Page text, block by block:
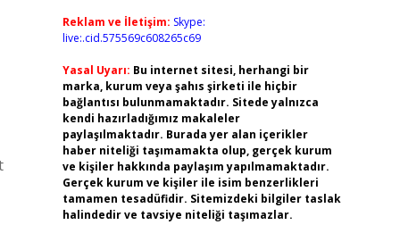
Reklam ve İletişim: Skype:
live:.cid.575569c608265c69
Yasal Uyarı: Bu internet sitesi, herhangi bir
marka, kurum veya şahıs şirketi ile hiçbir
bağlantısı bulunmamaktadır. Sitede yalnızca
kendi hazırladığımız makaleler
paylaşılmaktadır. Burada yer alan içerikler
haber niteliği taşımamakta olup, gerçek kurum
ve kişiler hakkında paylaşım yapılmamaktadır.
Gerçek kurum ve kişiler ile isim benzerlikleri
tamamen tesadüfidir. Sitemizdeki bilgiler taslak
halindedir ve tavsiye niteliği taşımazlar.